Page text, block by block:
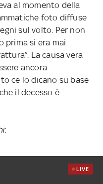
al momento della
foto diffuse
sul volto. Per non
prima si era mai
La causa vera
ancora
ce lo dicano su base
il decesso è
:
LIVE